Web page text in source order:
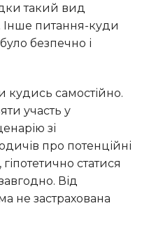
такий вид
Інше питання-куди
безпечно і
участь у
зі
про потенційні
статися
Від
не застрахована